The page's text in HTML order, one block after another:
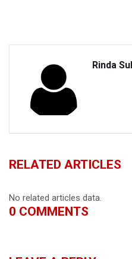
Rinda
RELATED ARTICLES
No related articles data.
0 COMMENTS